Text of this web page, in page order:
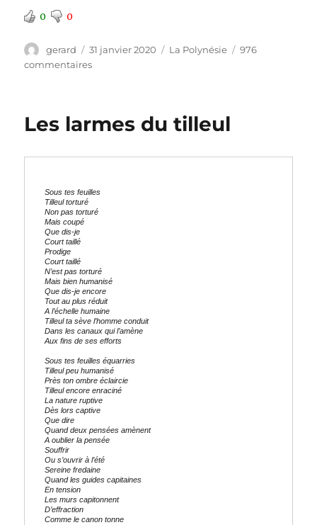
0 0
Auteur
gerard
Publié
le
31 janvier 2020 Catégories
La Polynésie
976
commentairessur
Les larmes du tilleul
Sous tes feuilles
Tilleul torturé
Non pas torturé
Mais coupé
Que dis-je
Court taillé
Prodige
Court taillé
N’est pas torturé
Mais bien humanisé
Que dis-je encore
Tout au plus réduit
A l’échelle humaine
Tilleul ta sève l’homme conduit
Dans les canaux qui l’amène
Aux fins de ses efforts
Sous tes feuilles équarries
Tilleul peu humanisé
Près ton ombre éclaircie
Tilleul encore enraciné
La nature ruptive
Dès lors captive
Que dire
Quand deux pensées amènent
A oublier la pensée
Souffrir
Ou s’ouvrir à l’été
Sereine fredaine
Quand les guides capitaines
En tension
Les murs capitonnent
D’effraction
Comme le canon tonne